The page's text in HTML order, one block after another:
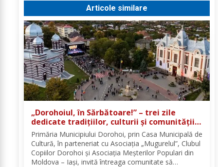
Articole similare
„Dorohoiul, în Sărbătoare!” – trei zile
dedicate tradițiilor, culturii și comunității
Trei tradiții. Un singur eveniment. O
singură sărbătoare!
Primăria Municipiului Dorohoi, prin Casa Municipală de
Cultură, în parteneriat cu Asociația „Mugurelul”, Clubul
Copiilor Dorohoi și Asociația Meșterilor Populari din
Moldova – Iași, invită întreaga comunitate să